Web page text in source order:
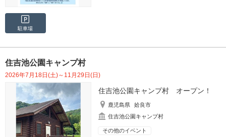
駐車場
住吉池公園キャンプ村
2026年7月18日(土)～11月29日(日)
住吉池公園キャンプ村 オープン！
鹿児島県
姶良市
住吉池公園キャンプ村
その他のイベント